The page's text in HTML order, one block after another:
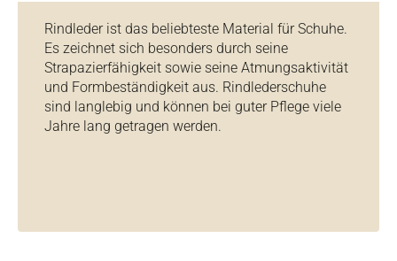
Rindleder ist das beliebteste Material für Schuhe.
Es zeichnet sich besonders durch seine
Strapazierfähigkeit sowie seine Atmungsaktivität
und Formbeständigkeit aus. Rindlederschuhe
sind langlebig und können bei guter Pflege viele
Jahre lang getragen werden.